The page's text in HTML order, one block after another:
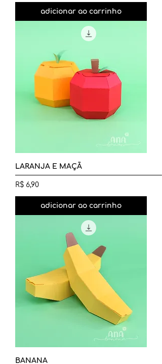
adicionar ao carrinho
LARANJA E MAÇÃ
Preço
R$ 6,90
adicionar ao carrinho
BANANA